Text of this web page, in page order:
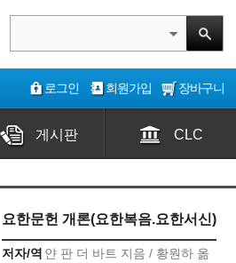
로그인 회원가입 장바구니
게시판 CLC
요한문헌 개론(요한복음.요한서신)
저자/역 얀 판 더 바트 지음 / 황원하 옮